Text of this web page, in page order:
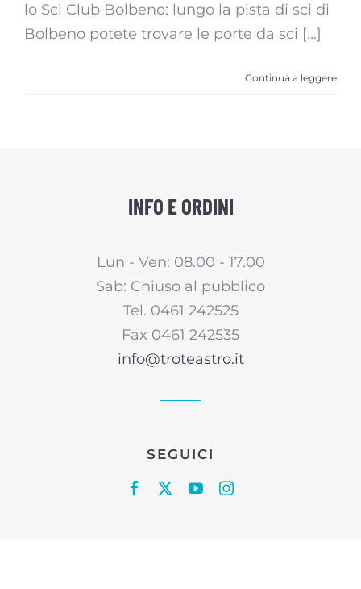
lo Sci Club Bolbeno: lungo la pista di sci di
Bolbeno potete trovare le porte da sci [...]
Continua a leggere
INFO E ORDINI
Lun - Ven: 08.00 - 17.00
Sab: Chiuso al pubblico
Tel. 0461 242525
Fax 0461 242535
info@troteastro.it
SEGUICI